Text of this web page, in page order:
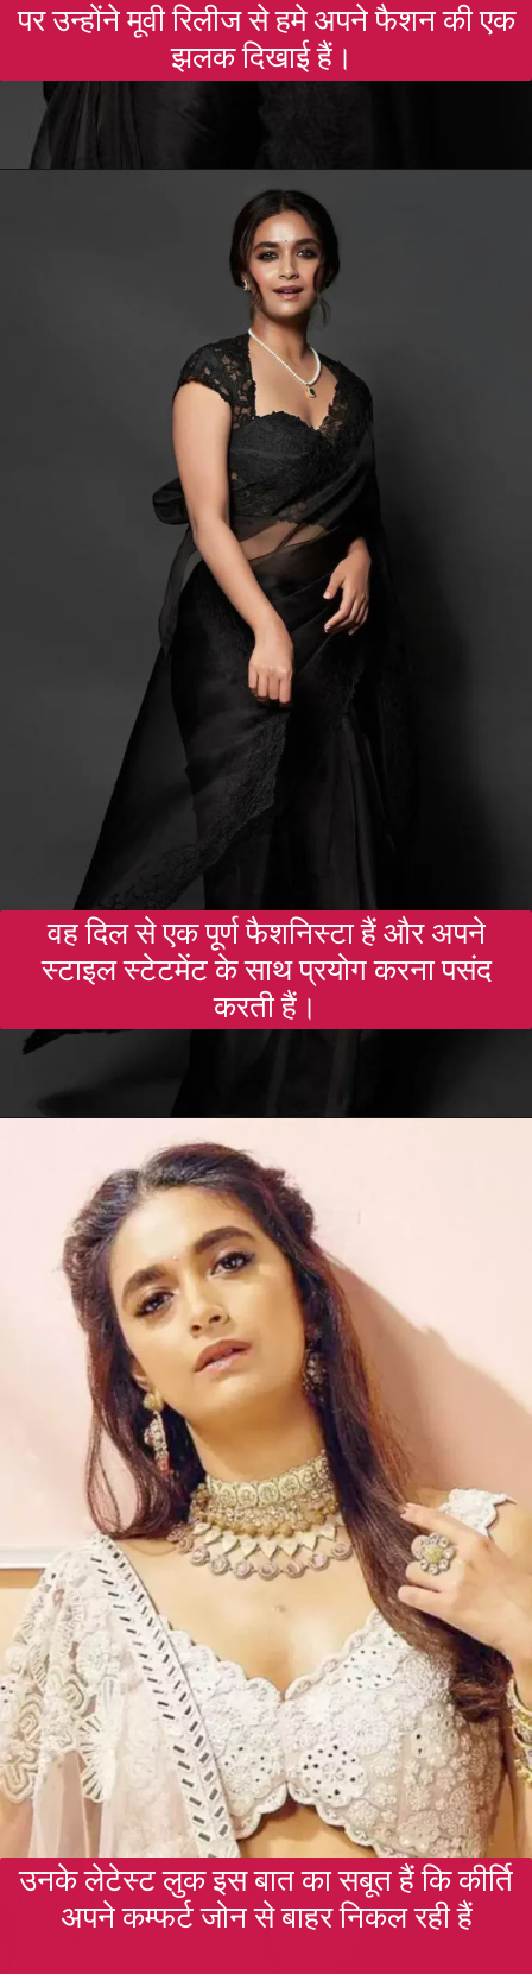
पर उन्होंने मूवी रिलीज से हमे अपने फैशन की एक
झलक दिखाई हैं।
वह दिल से एक पूर्ण फैशनिस्टा हैं और अपने
स्टाइल स्टेटमेंट के साथ प्रयोग करना पसंद
करती हैं।
उनके लेटेस्ट लुक इस बात का सबूत हैं कि कीर्ति
अपने कम्फर्ट जोन से बाहर निकल रही हैं